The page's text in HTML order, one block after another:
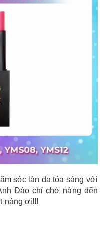
sóc làn da tỏa sáng với
Đào chỉ chờ nàng đến
nàng ơi!!!